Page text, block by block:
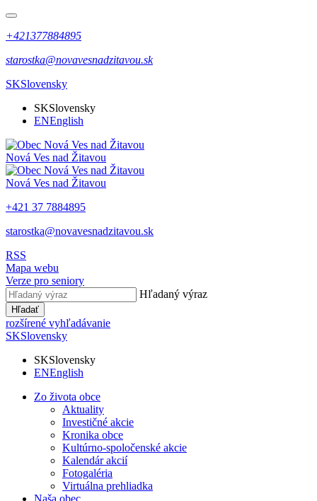
+421377884895
starostka@novavesnadzitavou.sk
SKSlovensky
SKSlovensky
ENEnglish
Nová Ves nad Žitavou
Nová Ves nad Žitavou
+421 37 7884895
starostka@novavesnadzitavou.sk
RSS
Mapa webu
Verze pro seniory
Hľadaný výraz
Hľadať
rozšírené vyhľadávanie
SKSlovensky
SKSlovensky
ENEnglish
Zo života obce
Aktuality
Investičné akcie
Kronika obce
Kultúrno-spoločenské akcie
Kalendár akcií
Fotogaléria
Virtuálna prehliadka
Naša obec